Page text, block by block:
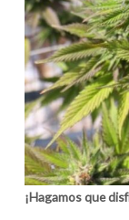
¡Hagamos que